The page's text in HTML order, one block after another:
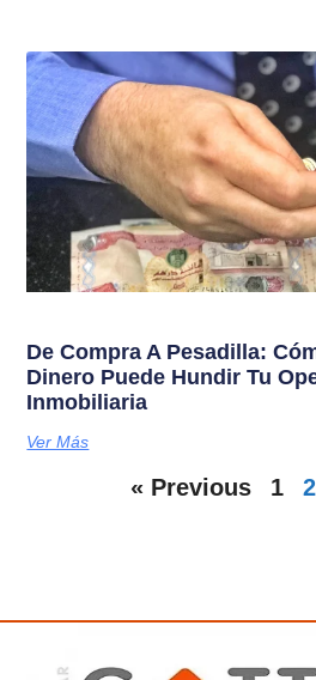
De Compra A Pesadilla:
Dinero Puede Hundir Tu
Inmobiliaria
Ver Más
« Previous 1 2